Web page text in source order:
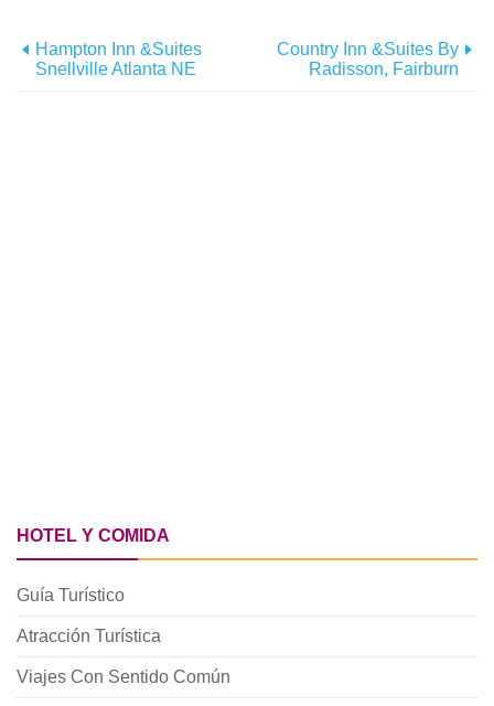
Hampton Inn &Suites
Snellville Atlanta NE
Country Inn &Suites By
Radisson, Fairburn
HOTEL Y COMIDA
Guía Turístico
Atracción Turística
Viajes Con Sentido Común